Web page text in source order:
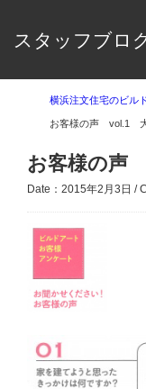
スタッフブロ
横浜注文住宅のビル
お客様の声 vol.1
お客様の
Date：2015年2月3日 /